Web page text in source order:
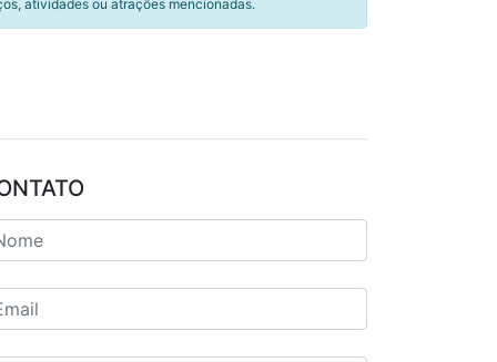
atividades ou atrações mencionadas.